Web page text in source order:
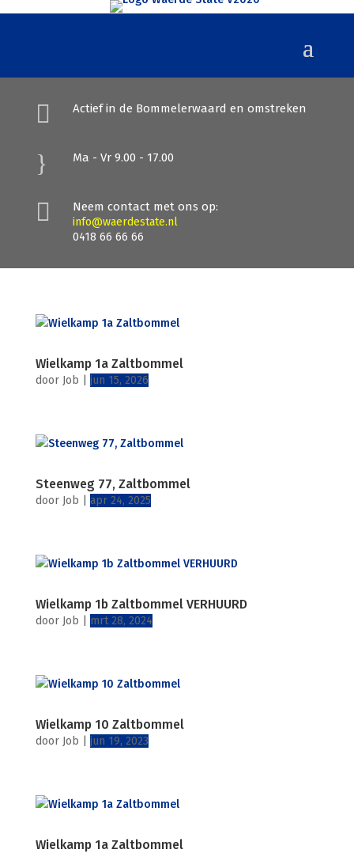
 Actief in de Bommelerwaard en omstreken
} Ma - Vr 9.00 - 17.00
 Neem contact met ons op:
info@waerdestate.nl
0418 66 66 66
Wielkamp 1a Zaltbommel
door Job jun 15, 2026
Steenweg 77, Zaltbommel
door Job apr 24, 2025
Wielkamp 1b Zaltbommel VERHUURD
door Job mrt 28, 2024
Wielkamp 10 Zaltbommel
door Job jun 19, 2023
Wielkamp 1a Zaltbommel